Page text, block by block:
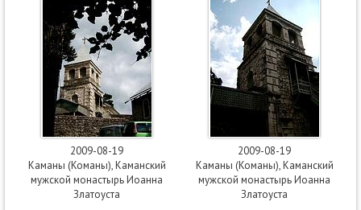
2009-08-19
Каманы (Команы), Каманский
мужской монастырь Иоанна
Златоуста
2009-08-19
Каманы (Команы), Каманский
мужской монастырь Иоанна
Златоуста